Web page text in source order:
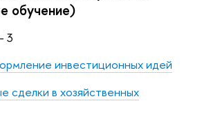
обучение)
3
инвестиционных идей
сделки в хозяйственных